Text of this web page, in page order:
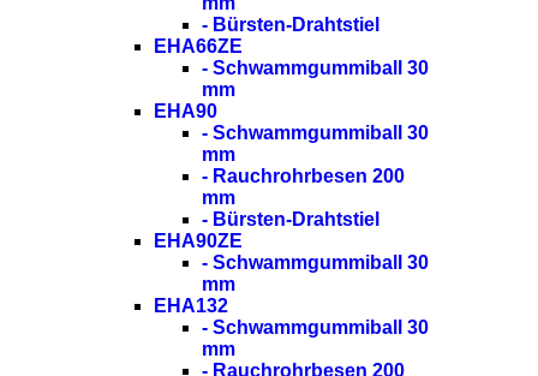
- Bürsten-Drahtstiel
EHA66ZE
- Schwammgummiball 30
mm
EHA90
- Schwammgummiball 30
mm
- Rauchrohrbesen 200
mm
- Bürsten-Drahtstiel
EHA90ZE
- Schwammgummiball 30
mm
EHA132
- Schwammgummiball 30
mm
- Rauchrohrbesen 200